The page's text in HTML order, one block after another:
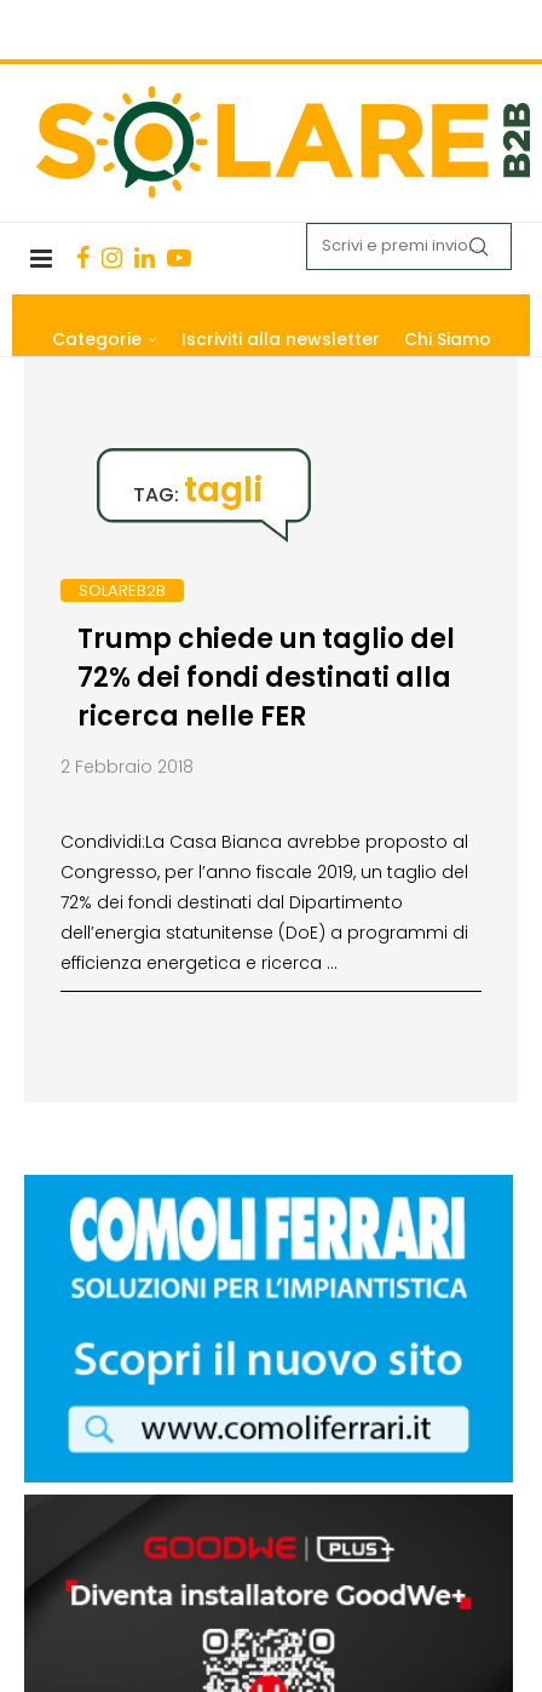
Categorie Iscriviti alla newsletter Chi Siamo
TAG: tagli
SOLAREB2B
Trump chiede un taglio del
72% dei fondi destinati alla
ricerca nelle FER
2 Febbraio 2018
Condividi:La Casa Bianca avrebbe proposto al
Congresso, per l’anno fiscale 2019, un taglio del
72% dei fondi destinati dal Dipartimento
dell’energia statunitense (DoE) a programmi di
efficienza energetica e ricerca …